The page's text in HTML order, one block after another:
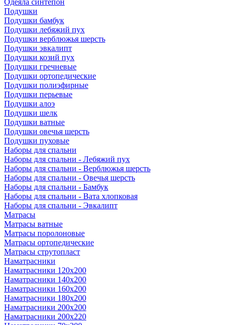
Одеяла синтепон
Подушки
Подушки бамбук
Подушки лебяжий пух
Подушки верблюжья шерсть
Подушки эвкалипт
Подушки козий пух
Подушки гречневые
Подушки ортопедические
Подушки полиэфирные
Подушки перьевые
Подушки алоэ
Подушки шелк
Подушки ватные
Подушки овечья шерсть
Подушки пуховые
Наборы для спальни
Наборы для спальни - Лебяжий пух
Наборы для спальни - Верблюжья шерсть
Наборы для спальни - Овечья шерсть
Наборы для спальни - Бамбук
Наборы для спальни - Вата хлопковая
Наборы для спальни - Эвкалипт
Матрасы
Матрасы ватные
Матрасы поролоновые
Матрасы ортопедические
Матрасы струтопласт
Наматрасники
Наматрасники 120х200
Наматрасники 140х200
Наматрасники 160х200
Наматрасники 180х200
Наматрасники 200х200
Наматрасники 200х220